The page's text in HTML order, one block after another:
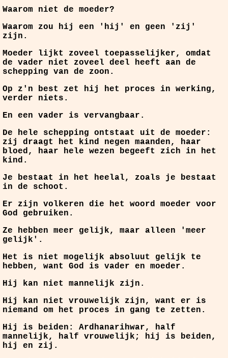
Waarom niet de moeder?
Waarom zou hij een 'hij' en geen 'zij'
zijn.
Moeder lijkt zoveel toepasselijker, omdat
de vader niet zoveel deel heeft aan de
schepping van de zoon.
Op z'n best zet hij het proces in werking,
verder niets.
En een vader is vervangbaar.
De hele schepping ontstaat uit de moeder:
zij draagt het kind negen maanden, haar
bloed, haar hele wezen begeeft zich in het
kind.
Je bestaat in het heelal, zoals je bestaat
in de schoot.
Er zijn volkeren die het woord moeder voor
God gebruiken.
Ze hebben meer gelijk, maar alleen 'meer
gelijk'.
Het is niet mogelijk absoluut gelijk te
hebben, want God is vader en moeder.
Hij kan niet mannelijk zijn.
Hij kan niet vrouwelijk zijn, want er is
niemand om het proces in gang te zetten.
Hij is beiden: Ardhanarihwar, half
mannelijk, half vrouwelijk; hij is beiden,
hij en zij.